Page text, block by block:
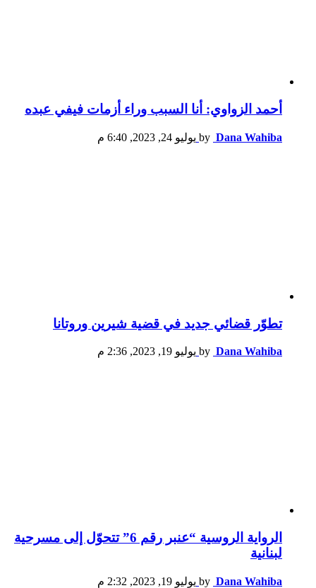
أحمد الزواوي: أنا السبب وراء أزمات فيفي عبده
by Dana Wahiba يوليو 24, 2023, 6:40 م
تطوّر قضائي جديد في قضية شيرين وروتانا
by Dana Wahiba يوليو 19, 2023, 2:36 م
الرواية الروسية “عنبر رقم 6” تتحوّل إلى مسرحية
لبنانية
by Dana Wahiba يوليو 19, 2023, 2:32 م